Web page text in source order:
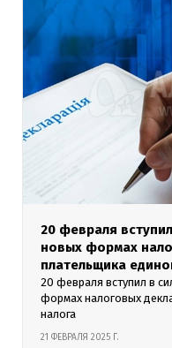
20 февраля
новых формах
плательщика
20 февраля вступил в
формах налоговых
налога
21 ФЕВРАЛЯ 2025 Г.